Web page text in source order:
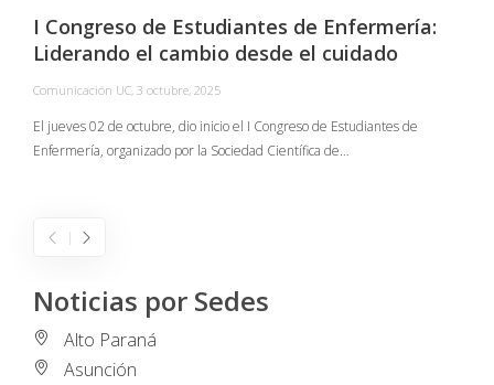
I Congreso de Estudiantes de Enfermería:
Liderando el cambio desde el cuidado
Comunicación UC, 3 octubre, 2025
El jueves 02 de octubre, dio inicio el I Congreso de Estudiantes de
Enfermería, organizado por la Sociedad Científica de…
Noticias por Sedes
Alto Paraná
Asunción